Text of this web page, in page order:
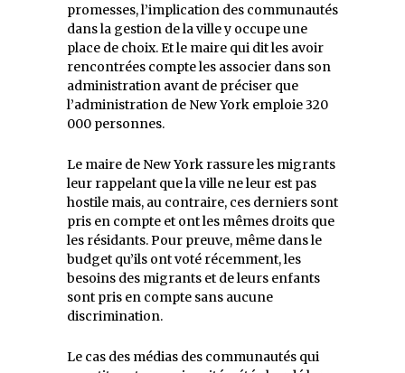
promesses, l’implication des communautés
dans la gestion de la ville y occupe une
place de choix. Et le maire qui dit les avoir
rencontrées compte les associer dans son
administration avant de préciser que
l’administration de New York emploie 320
000 personnes.
Le maire de New York rassure les migrants
leur rappelant que la ville ne leur est pas
hostile mais, au contraire, ces derniers sont
pris en compte et ont les mêmes droits que
les résidants. Pour preuve, même dans le
budget qu’ils ont voté récemment, les
besoins des migrants et de leurs enfants
sont pris en compte sans aucune
discrimination.
Le cas des médias des communautés qui